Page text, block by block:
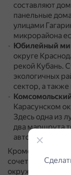
составляют
панельные
улицами
микрорайона
Юбилейный
округе
рекой Кубань.
экологичных
сектор, а
Карасунском
Здесь одна из
два маршрута
автобусы и
Кроме того, для
сочетание
окружающей